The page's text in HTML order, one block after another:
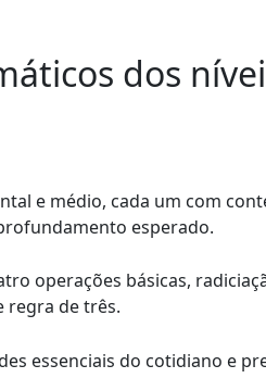
dos
e médio, cada um com
esperado.
operações básicas,
regra de três.
essenciais do cotidiano e